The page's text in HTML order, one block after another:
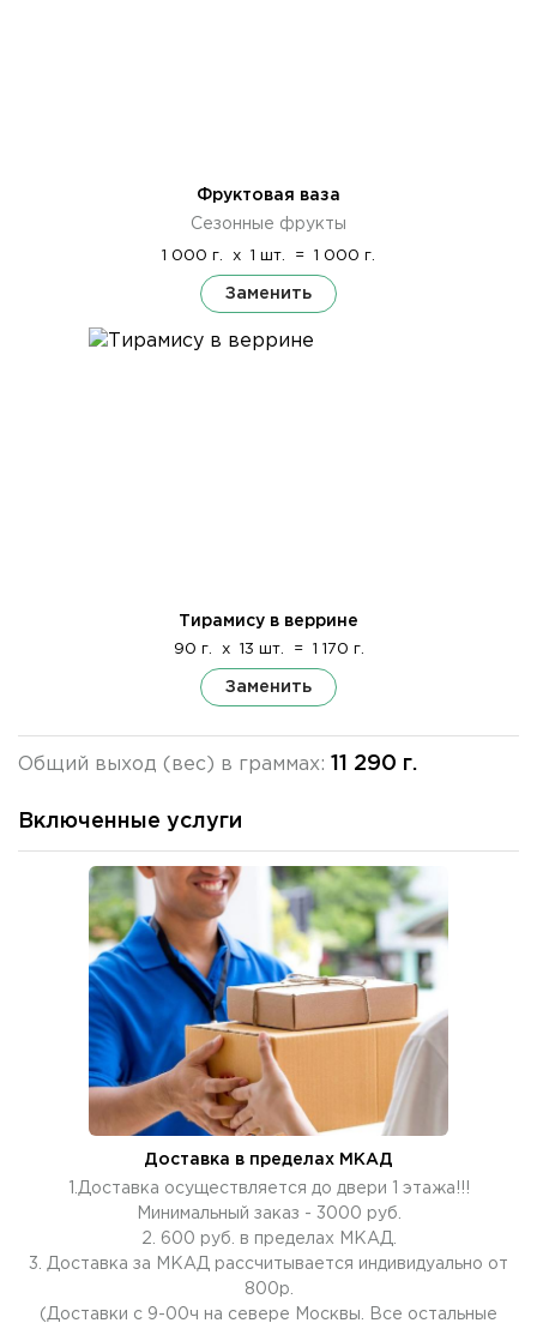
Фруктовая ваза
Сезонные фрукты
1 000 г. x 1 шт. = 1 000 г.
Заменить
Тирамису в веррине
90 г. x 13 шт. = 1 170 г.
Заменить
Общий выход (вес) в граммах: 11 290 г.
Включенные услуги
Доставка в пределах МКАД
1.Доставка осуществляется до двери 1 этажа!!!
Минимальный заказ - 3000 руб.
2. 600 руб. в пределах МКАД.
3. Доставка за МКАД рассчитывается индивидуально от
800р.
(Доставки с 9-00ч на севере Москвы. Все остальные